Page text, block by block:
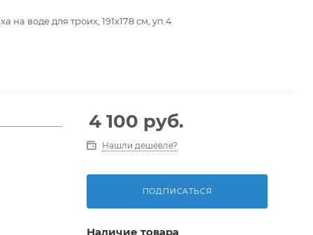
на воде для троих, 191х178 см, уп.4
4 100 руб.
Нашли дешевле?
ПОДПИСАТЬСЯ
Наличие товара